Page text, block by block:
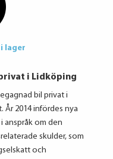
lager
i Lidköping
bil privat i
2014 infördes nya
anspråk om den
skulder, som
och